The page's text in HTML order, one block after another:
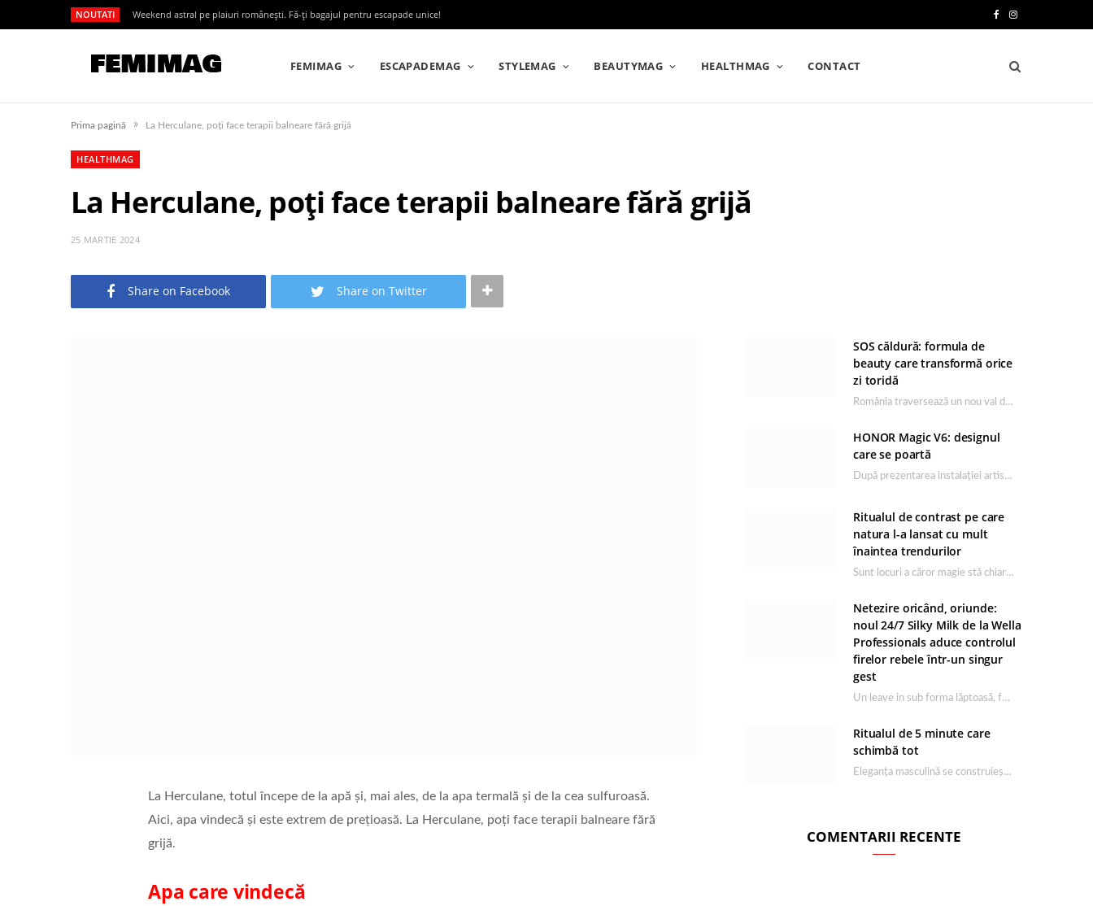
NOUTATI Weekend astral pe plaiuri românești. Fă-ți bagajul pentru escapade unice!
e
I
s
t
FEMIMAG ESCAPADEMAG STYLEMAG BEAUTYMAG HEALTHMAG CONTACT
Prima pagină » La Herculane, poți face terapii balneare fără grijă
HEALTHMAG
La Herculane, poți face terapii balneare fără grijă
25 MARTIE 2024
Share on Facebook Share on Twitter
La Herculane, totul începe de la apă și, mai ales, de la apa termală și de la cea sulfuroasă.
Aici, apa vindecă și este extrem de prețioasă. La Herculane, poți face terapii balneare fără
grijă.
Apa care vindecă
SOS căldură: formula de
beauty care transformă orice
zi toridă
România traversează un nou val de căldură, iar rutina de îngrijire capătă un rol esențial…
HONOR Magic V6: designul
care se poartă
După prezentarea instalației artistice semnată de Catrinel Săbăciag în cadrul evenimentului de lansare HONOR Magic…
Ritualul de contrast pe care
natura l-a lansat cu mult
înaintea trendurilor
Sunt locuri a căror magie stă chiar în firea lor naturală, iar Lacul Ursu din…
Netezire oricând, oriunde:
noul 24/7 Silky Milk de la Wella
Professionals aduce controlul
firelor rebele într-un singur
gest
Un leave in sub forma lăptoasă, fără clătire care completează rutina Ultimate Smooth și transformă…
Ritualul de 5 minute care
schimbă tot
Eleganța masculină se construiește dimineața, în câteva minute și cu produsele potrivite. O rutină de…
COMENTARII RECENTE